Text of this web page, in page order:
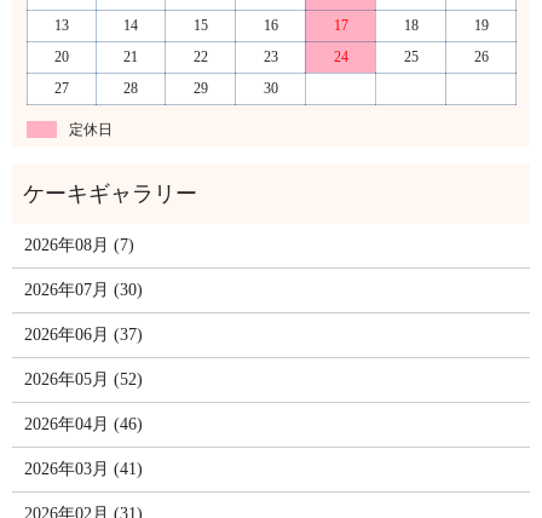
13
14 15 16 17 18
19
20
21 22 23 24 25
26
27
28 29 30
定休日
2026年08月 (7)
2026年07月 (30)
2026年06月 (37)
2026年05月 (52)
2026年04月 (46)
2026年03月 (41)
2026年02月 (31)